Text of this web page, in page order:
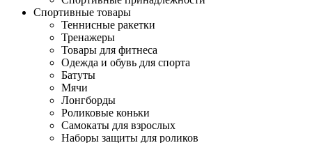
Спортивные товары
Теннисные ракетки
Тренажеры
Товары для фитнеса
Одежда и обувь для спорта
Батуты
Мячи
Лонгборды
Роликовые коньки
Самокаты для взрослых
Наборы защиты для роликов